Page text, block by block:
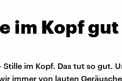
im Kopf
im Kopf. Das tut so gut.
immer von lauten